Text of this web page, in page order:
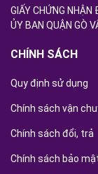
GIẤY CHỨNG
ỦY BAN QUẬN GÒ
CHÍNH SÁCH
Quy định sử dụng
Chính sách vận
Chính sách đổi, trả
Chính sách bảo